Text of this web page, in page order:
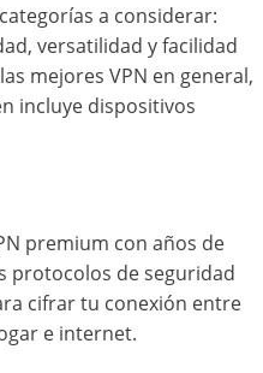
a considerar:
versatilidad y facilidad
mejores VPN en general,
incluye dispositivos
premium con años de
protocolos de seguridad
cifrar tu conexión entre
e internet.